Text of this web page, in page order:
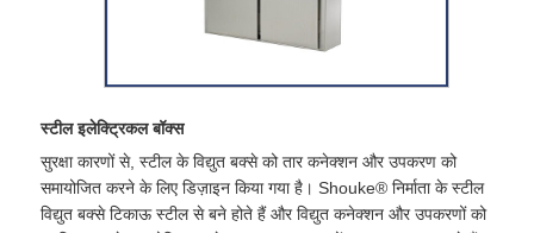
स्टील इलेक्ट्रिकल बॉक्स
सुरक्षा कारणों से, स्टील के विद्युत बक्से को तार कनेक्शन और उपकरण को
समायोजित करने के लिए डिज़ाइन किया गया है। Shouke® निर्माता के स्टील
विद्युत बक्से टिकाऊ स्टील से बने होते हैं और विद्युत कनेक्शन और उपकरणों को